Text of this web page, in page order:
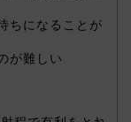
ちになることが
が難しい